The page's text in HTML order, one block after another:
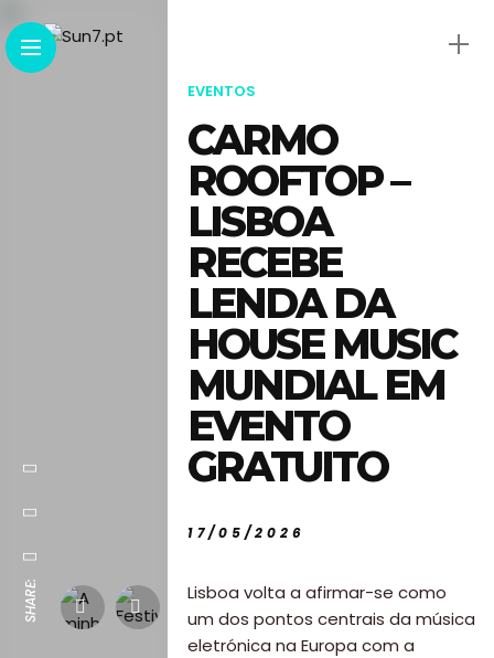
SHARE:
EVENTOS
CARMO
ROOFTOP –
LISBOA
RECEBE
LENDA DA
HOUSE MUSIC
MUNDIAL EM
EVENTO
GRATUITO
17/05/2026
Lisboa volta a afirmar-se como
um dos pontos centrais da música
eletrónica na Europa com a